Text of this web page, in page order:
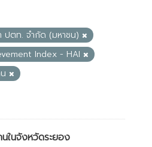
ปตท. จำกัด (มหาชน)
Index - HAI
ในจังหวัดระยอง